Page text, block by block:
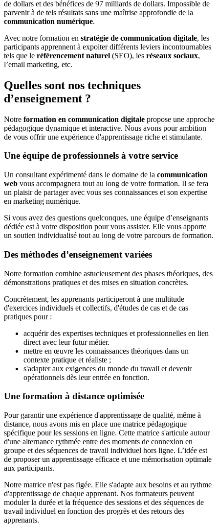
de dollars et des bénéfices de 97 milliards de dollars. Impossible de
parvenir à de tels résultats sans une maîtrise approfondie de la
communication numérique.
Avec notre formation en stratégie de communication digitale, les
participants apprennent à expoiter différents leviers incontournables
tels que le référencement naturel (SEO), les réseaux sociaux,
l’email marketing, etc.
Quelles sont nos techniques
d’enseignement ?
Notre formation en communication digitale propose une approche
pédagogique dynamique et interactive. Nous avons pour ambition
de vous offrir une expérience d'apprentissage riche et stimulante.
Une équipe de professionnels à votre service
Un consultant expérimenté dans le domaine de la communication
web vous accompagnera tout au long de votre formation. Il se fera
un plaisir de partager avec vous ses connaissances et son expertise
en marketing numérique.
Si vous avez des questions quelconques, une équipe d’enseignants
dédiée est à votre disposition pour vous assister. Elle vous apporte
un soutien individualisé tout au long de votre parcours de formation.
Des méthodes d’enseignement variées
Notre formation combine astucieusement des phases théoriques, des
démonstrations pratiques et des mises en situation concrètes.
Concrètement, les apprenants participeront à une multitude
d'exercices individuels et collectifs, d'études de cas et de cas
pratiques pour :
acquérir des expertises techniques et professionnelles en lien
direct avec leur futur métier.
mettre en œuvre les connaissances théoriques dans un
contexte pratique et réaliste ;
s'adapter aux exigences du monde du travail et devenir
opérationnels dès leur entrée en fonction.
Une formation à distance optimisée
Pour garantir une expérience d'apprentissage de qualité, même à
distance, nous avons mis en place une matrice pédagogique
spécifique pour les sessions en ligne. Cette matrice s'articule autour
d'une alternance rythmée entre des moments de connexion en
groupe et des séquences de travail individuel hors ligne. L’idée est
de proposer un apprentissage efficace et une mémorisation optimale
aux participants.
Notre matrice n'est pas figée. Elle s'adapte aux besoins et au rythme
d'apprentissage de chaque apprenant. Nos formateurs peuvent
moduler la durée et la fréquence des sessions et des séquences de
travail individuel en fonction des progrès et des retours des
apprenants.